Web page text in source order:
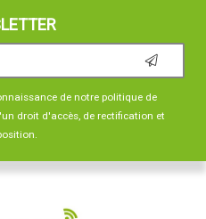
de notre politique de
droit d'accès, de rectification et